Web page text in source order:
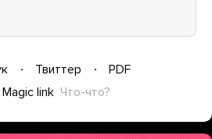
Твиттер
PDF
Magic link Что-что?